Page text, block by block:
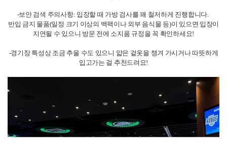
-보안 검색 주의사항: 입장할 때 가방 검사를 꽤 철저하게 진행합니다.
반입 금지 물품(일정 크기 이상의 백팩이나 외부 음식물 등)이 있으면 입장이
지연될 수 있으니 방문 전에 소지품 규정을 꼭 확인하세요!
-경기장 특성상 조금 추울 수도 있으니 얇은 겉옷을 챙겨 가시거나 따뜻하게
입고가는 걸 추천드려요!